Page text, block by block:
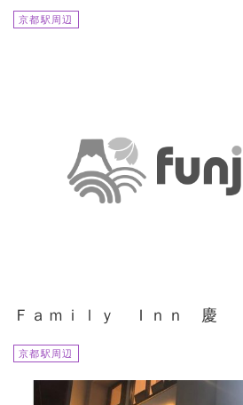
京都駅周辺
Ｆａｍｉｌｙ Ｉｎｎ 慶
京都駅周辺